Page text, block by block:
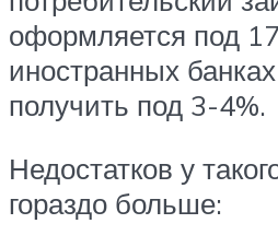
оформляется под
иностранных
получить под 3-4%.
Недостатков у
гораздо больше: